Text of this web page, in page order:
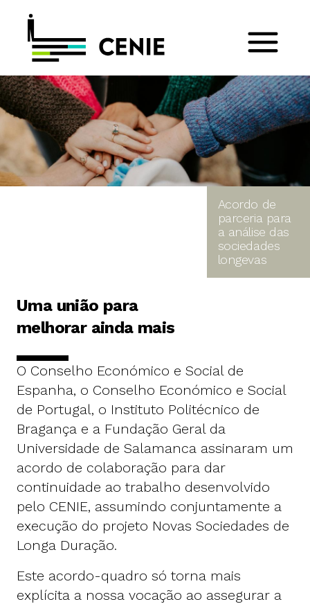
Acordo de
parceria para
a análise das
sociedades
longevas
Uma união para
melhorar ainda mais
O Conselho Económico e Social de
Espanha, o Conselho Económico e Social
de Portugal, o Instituto Politécnico de
Bragança e a Fundação Geral da
Universidade de Salamanca assinaram um
acordo de colaboração para dar
continuidade ao trabalho desenvolvido
pelo CENIE, assumindo conjuntamente a
execução do projeto Novas Sociedades de
Longa Duração.
Este acordo-quadro só torna mais
explícita a nossa vocação ao assegurar a